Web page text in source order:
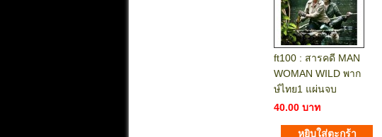
ft100 : สารคดี MAN
WOMAN WILD พาก
ษ์ไทย1 แผ่นจบ
40.00 บาท